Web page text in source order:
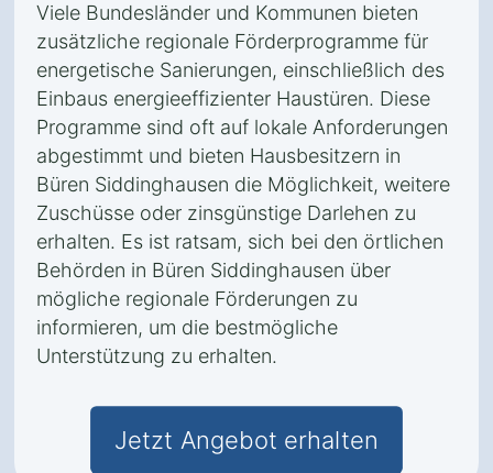
Viele Bundesländer und Kommunen bieten
zusätzliche regionale Förderprogramme für
energetische Sanierungen, einschließlich des
Einbaus energieeffizienter Haustüren. Diese
Programme sind oft auf lokale Anforderungen
abgestimmt und bieten Hausbesitzern in
Büren Siddinghausen die Möglichkeit, weitere
Zuschüsse oder zinsgünstige Darlehen zu
erhalten. Es ist ratsam, sich bei den örtlichen
Behörden in Büren Siddinghausen über
mögliche regionale Förderungen zu
informieren, um die bestmögliche
Unterstützung zu erhalten.
Jetzt Angebot erhalten